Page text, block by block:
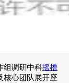
组调研中科摇橹
核心团队展开座